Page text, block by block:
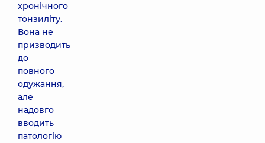
хронічного
тонзиліту.
Вона не
призводить
до
повного
одужання,
але
надовго
вводить
патологію